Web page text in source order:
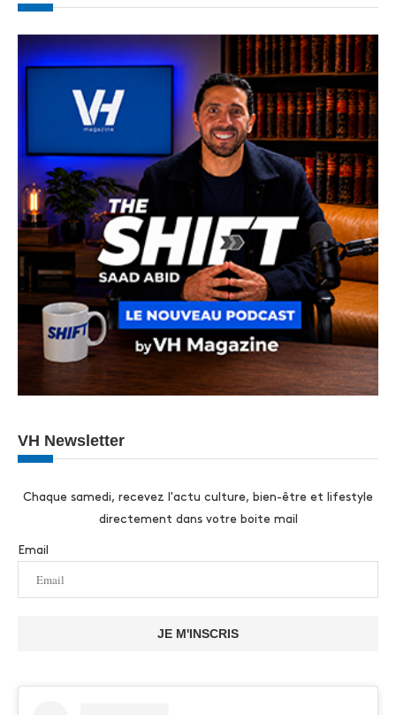
VH Newsletter
Chaque samedi, recevez l'actu culture, bien-être et lifestyle
directement dans votre boite mail
Email
JE M'INSCRIS